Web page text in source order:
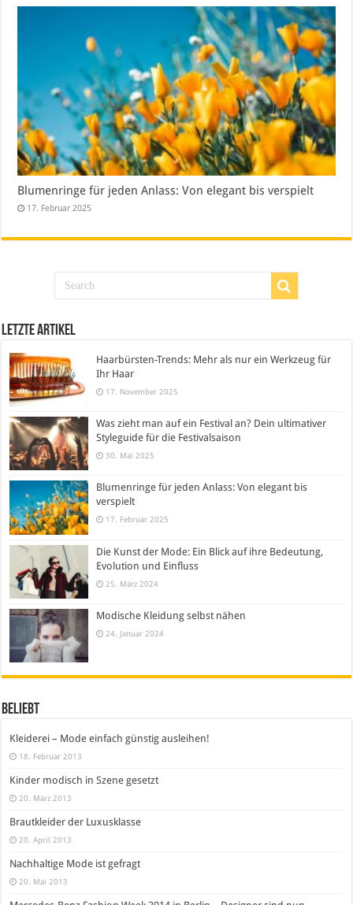
Blumenringe für jeden Anlass: Von elegant bis verspielt
17. Februar 2025
Letzte Artikel
Haarbürsten-Trends: Mehr als nur ein Werkzeug für
Ihr Haar
17. November 2025
Was zieht man auf ein Festival an? Dein ultimativer
Styleguide für die Festivalsaison
30. Mai 2025
Blumenringe für jeden Anlass: Von elegant bis
verspielt
17. Februar 2025
Die Kunst der Mode: Ein Blick auf ihre Bedeutung,
Evolution und Einfluss
25. März 2024
Modische Kleidung selbst nähen
24. Januar 2024
Beliebt
Kleiderei – Mode einfach günstig ausleihen!
18. Februar 2013
Kinder modisch in Szene gesetzt
20. März 2013
Brautkleider der Luxusklasse
20. April 2013
Nachhaltige Mode ist gefragt
20. Mai 2013